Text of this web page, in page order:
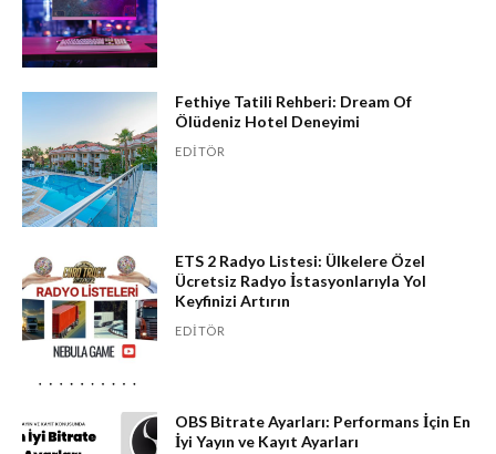
Fethiye Tatili Rehberi: Dream Of
Ölüdeniz Hotel Deneyimi
EDITÖR
ETS 2 Radyo Listesi: Ülkelere Özel
Ücretsiz Radyo İstasyonlarıyla Yol
Keyfinizi Artırın
EDITÖR
OBS Bitrate Ayarları: Performans İçin En
İyi Yayın ve Kayıt Ayarları